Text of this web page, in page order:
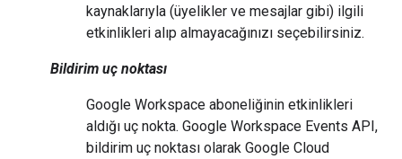
kaynaklarıyla (üyelikler ve mesajlar gibi) ilgili
etkinlikleri alıp almayacağınızı seçebilirsiniz.
Bildirim uç noktası
Google Workspace aboneliğinin etkinlikleri
aldığı uç nokta. Google Workspace Events API,
bildirim uç noktası olarak Google Cloud